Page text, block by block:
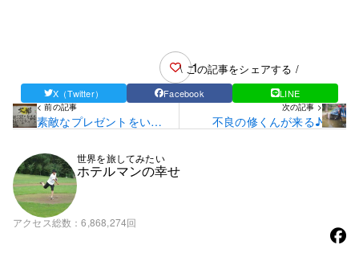
1
\ この記事をシェアする /
X（Twitter） Facebook LINE
< 前の記事
素敵なプレゼントをいた
次の記事 >
不良の修くんが来る♪
世界を旅してみたい
ホテルマンの幸せ
アクセス総数 6,868,274回